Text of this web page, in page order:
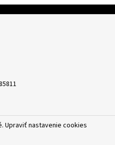
Upraviť nastavenie cookies